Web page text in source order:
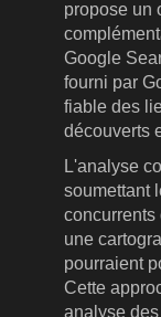
propose un
Google
fourni par
fiable des
découverts
L'analyse
soumettant
concurrents
une
pourraient
Cette
analyse